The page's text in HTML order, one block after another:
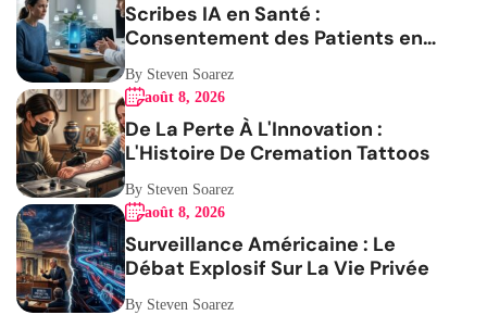
Scribes IA en Santé :
Consentement des Patients en
Question
By Steven Soarez
août 8, 2026
De La Perte À L'Innovation :
L'Histoire De Cremation Tattoos
By Steven Soarez
août 8, 2026
Surveillance Américaine : Le
Débat Explosif Sur La Vie Privée
By Steven Soarez